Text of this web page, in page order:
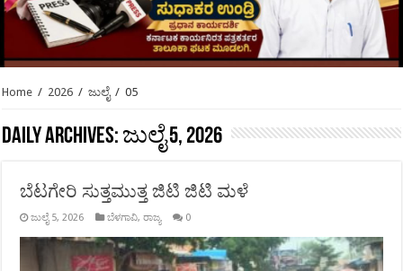
Home / 2026 / ಜುಲೈ / 05
Daily Archives: ಜುಲೈ 5, 2026
ಬೆಟಗೇರಿ ಸುತ್ತಮುತ್ತ ಜಿಟಿ ಜಿಟಿ ಮಳೆ
ಜುಲೈ 5, 2026 ಬೆಳಗಾವಿ,ರಾಜ್ಯ 0